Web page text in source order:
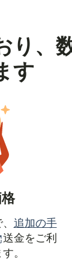
り、
す
追加の手
（別ウィンド
送金をご利
。